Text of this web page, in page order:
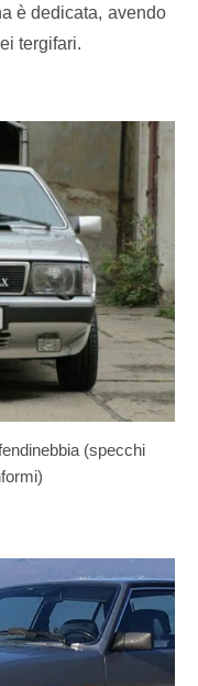
è dedicata, avendo
tergifari.
(specchi